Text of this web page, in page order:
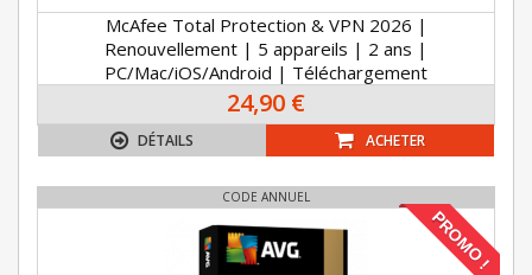
McAfee Total Protection & VPN 2026 |
Renouvellement | 5 appareils | 2 ans |
PC/Mac/iOS/Android | Téléchargement
24,90 €
DÉTAILS ACHETER
CODE ANNUEL
PROMO !